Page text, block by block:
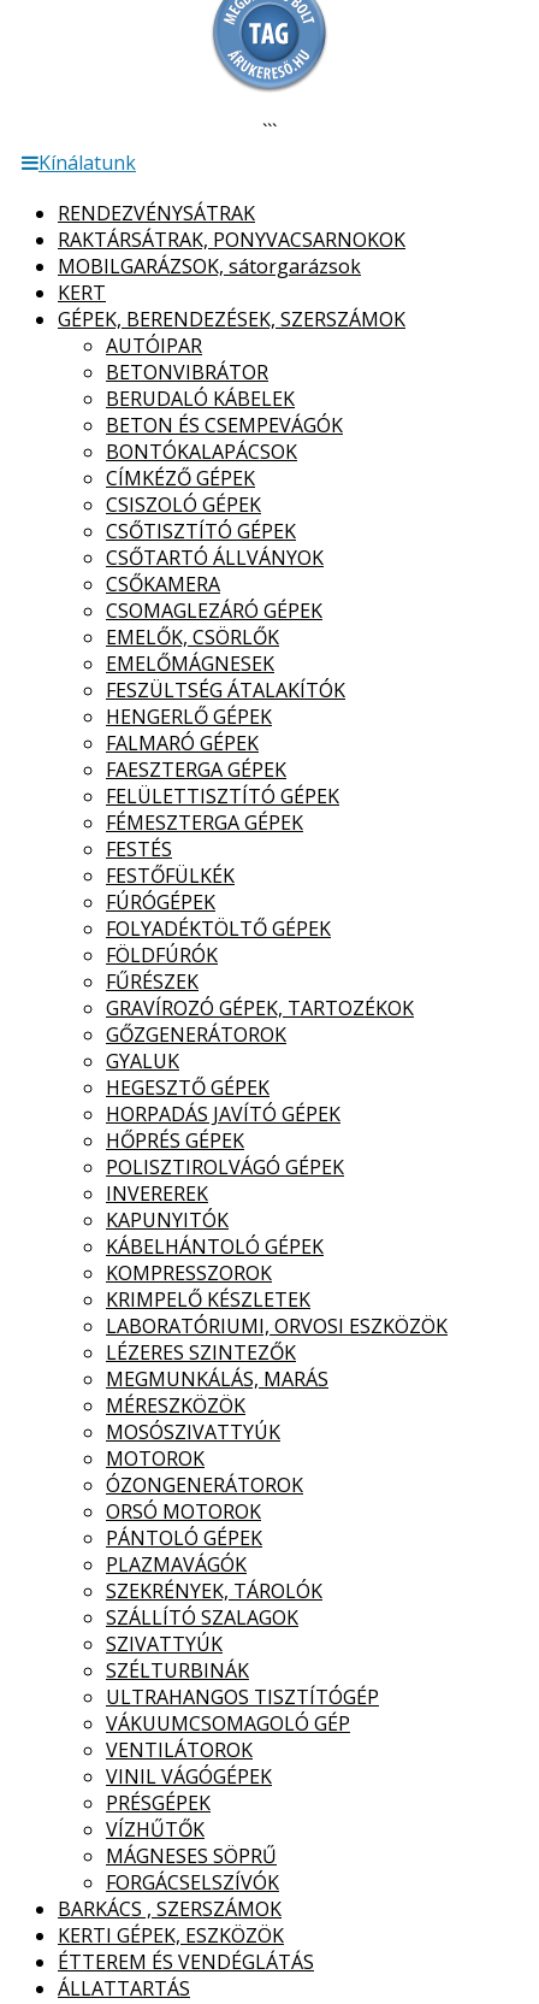
```
Kínálatunk
RENDEZVÉNYSÁTRAK
RAKTÁRSÁTRAK, PONYVACSARNOKOK
MOBILGARÁZSOK, sátorgarázsok
KERT
GÉPEK, BERENDEZÉSEK, SZERSZÁMOK
AUTÓIPAR
BETONVIBRÁTOR
BERUDALÓ KÁBELEK
BETON ÉS CSEMPEVÁGÓK
BONTÓKALAPÁCSOK
CÍMKÉZŐ GÉPEK
CSISZOLÓ GÉPEK
CSŐTISZTÍTÓ GÉPEK
CSŐTARTÓ ÁLLVÁNYOK
CSŐKAMERA
CSOMAGLEZÁRÓ GÉPEK
EMELŐK, CSÖRLŐK
EMELŐMÁGNESEK
FESZÜLTSÉG ÁTALAKÍTÓK
HENGERLŐ GÉPEK
FALMARÓ GÉPEK
FAESZTERGA GÉPEK
FELÜLETTISZTÍTÓ GÉPEK
FÉMESZTERGA GÉPEK
FESTÉS
FESTŐFÜLKÉK
FÚRÓGÉPEK
FOLYADÉKTÖLTŐ GÉPEK
FÖLDFÚRÓK
FŰRÉSZEK
GRAVÍROZÓ GÉPEK, TARTOZÉKOK
GŐZGENERÁTOROK
GYALUK
HEGESZTŐ GÉPEK
HORPADÁS JAVÍTÓ GÉPEK
HŐPRÉS GÉPEK
POLISZTIROLVÁGÓ GÉPEK
INVEREREK
KAPUNYITÓK
KÁBELHÁNTOLÓ GÉPEK
KOMPRESSZOROK
KRIMPELŐ KÉSZLETEK
LABORATÓRIUMI, ORVOSI ESZKÖZÖK
LÉZERES SZINTEZŐK
MEGMUNKÁLÁS, MARÁS
MÉRESZKÖZÖK
MOSÓSZIVATTYÚK
MOTOROK
ÓZONGENERÁTOROK
ORSÓ MOTOROK
PÁNTOLÓ GÉPEK
PLAZMAVÁGÓK
SZEKRÉNYEK, TÁROLÓK
SZÁLLÍTÓ SZALAGOK
SZIVATTYÚK
SZÉLTURBINÁK
ULTRAHANGOS TISZTÍTÓGÉP
VÁKUUMCSOMAGOLÓ GÉP
VENTILÁTOROK
VINIL VÁGÓGÉPEK
PRÉSGÉPEK
VÍZHŰTŐK
MÁGNESES SÖPRŰ
FORGÁCSELSZÍVÓK
BARKÁCS , SZERSZÁMOK
KERTI GÉPEK, ESZKÖZÖK
ÉTTEREM ÉS VENDÉGLÁTÁS
ÁLLATTARTÁS